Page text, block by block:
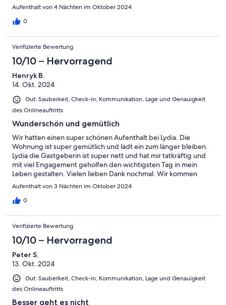
Aufenthalt von 4 Nächten im Oktober 2024
0
Verifizierte Bewertung
10/10 – Hervorragend
Henryk B.
14. Okt. 2024
Gut: Sauberkeit, Check-in, Kommunikation, Lage und Genauigkeit
des Onlineauftritts
Wunderschön und gemütlich
Wir hatten einen super schönen Aufenthalt bei Lydia. Die
Wohnung ist super gemütlich und lädt ein zum länger bleiben.
Lydia die Gastgeberin ist super nett und hat mir tatkräftig und
mit viel Engagement geholfen den wichtigsten Tag in mein
Leben gestalten. Vielen lieben Dank nochmal. Wir kommen
gerne wieder
Aufenthalt von 3 Nächten im Oktober 2024
0
Verifizierte Bewertung
10/10 – Hervorragend
Peter S.
13. Okt. 2024
Gut: Sauberkeit, Check-in, Kommunikation, Lage und Genauigkeit
des Onlineauftritts
Besser geht es nicht